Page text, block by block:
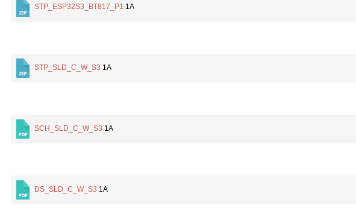
STP_ESP32S3_BT817_P1 1A
STP_SLD_C_W_S3 1A
SCH_SLD_C_W_S3 1A
DS_SLD_C_W_S3 1A